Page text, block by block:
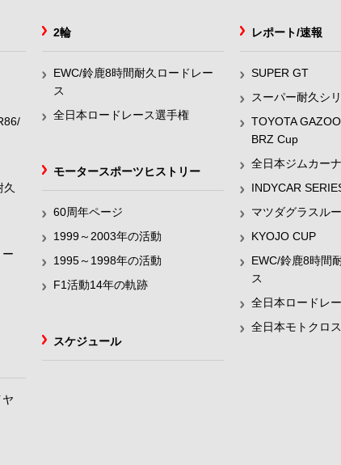
2輪
EWC/鈴鹿8時間耐久ロードレー
ス
全日本ロードレース選手権
レポート/速報
SUPER GT
スーパー耐久シ
TOYOTA
BRZ Cup
全日本ジムカー
INDYCAR
マツダグラスル
KYOJO CUP
EWC/鈴鹿8時間
ス
全日本ロードレ
全日本モトクロ
モータースポーツヒストリー
60周年ページ
1999～2003年の活動
1995～1998年の活動
F1活動14年の軌跡
スケジュール